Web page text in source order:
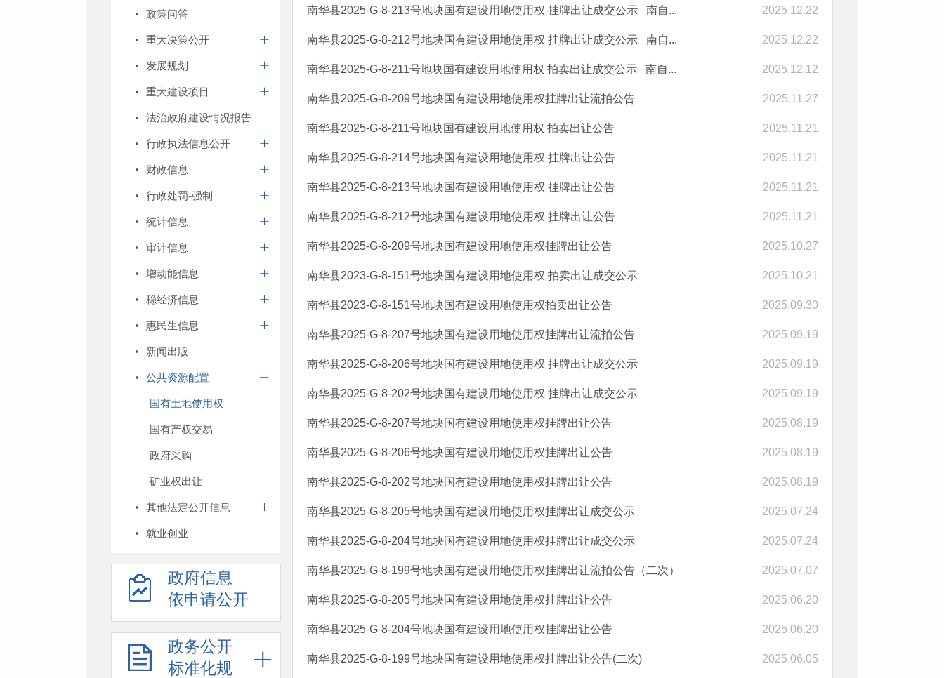
政策问答
重大决策公开
发展规划
重大建设项目
法治政府建设情况报告
行政执法信息公开
财政信息
行政处罚-强制
统计信息
审计信息
增动能信息
稳经济信息
惠民生信息
新闻出版
公共资源配置
国有土地使用权
国有产权交易
政府采购
矿业权出让
其他法定公开信息
就业创业
政府信息
依申请公开
政务公开
标准化规
南华县2025-G-8-213号地块国有建设用地使用权 挂牌出让成交公示 南自... 2025.12.22
南华县2025-G-8-212号地块国有建设用地使用权 挂牌出让成交公示 南自... 2025.12.22
南华县2025-G-8-211号地块国有建设用地使用权 拍卖出让成交公示 南自... 2025.12.12
南华县2025-G-8-209号地块国有建设用地使用权挂牌出让流拍公告 2025.11.27
南华县2025-G-8-211号地块国有建设用地使用权 拍卖出让公告 2025.11.21
南华县2025-G-8-214号地块国有建设用地使用权 挂牌出让公告 2025.11.21
南华县2025-G-8-213号地块国有建设用地使用权 挂牌出让公告 2025.11.21
南华县2025-G-8-212号地块国有建设用地使用权 挂牌出让公告 2025.11.21
南华县2025-G-8-209号地块国有建设用地使用权挂牌出让公告 2025.10.27
南华县2023-G-8-151号地块国有建设用地使用权 拍卖出让成交公示 2025.10.21
南华县2023-G-8-151号地块国有建设用地使用权拍卖出让公告 2025.09.30
南华县2025-G-8-207号地块国有建设用地使用权挂牌出让流拍公告 2025.09.19
南华县2025-G-8-206号地块国有建设用地使用权 挂牌出让成交公示 2025.09.19
南华县2025-G-8-202号地块国有建设用地使用权 挂牌出让成交公示 2025.09.19
南华县2025-G-8-207号地块国有建设用地使用权挂牌出让公告 2025.08.19
南华县2025-G-8-206号地块国有建设用地使用权挂牌出让公告 2025.08.19
南华县2025-G-8-202号地块国有建设用地使用权挂牌出让公告 2025.08.19
南华县2025-G-8-205号地块国有建设用地使用权挂牌出让成交公示 2025.07.24
南华县2025-G-8-204号地块国有建设用地使用权挂牌出让成交公示 2025.07.24
南华县2025-G-8-199号地块国有建设用地使用权挂牌出让流拍公告（二次） 2025.07.07
南华县2025-G-8-205号地块国有建设用地使用权挂牌出让公告 2025.06.20
南华县2025-G-8-204号地块国有建设用地使用权挂牌出让公告 2025.06.20
南华县2025-G-8-199号地块国有建设用地使用权挂牌出让公告(二次) 2025.06.05